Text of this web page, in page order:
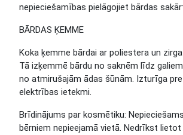
nepieciešamības pielāgojiet bārdas
BĀRDAS ĶEMME
Koka ķemme bārdai ar poliestera un
Tā izķemmē bārdu no saknēm līdz
no atmirušajām ādas šūnām. Izturīga
elektrības ietekmi.
Brīdinājums par kosmētiku:
bērniem nepieejamā vietā. Nedrīkst lietot